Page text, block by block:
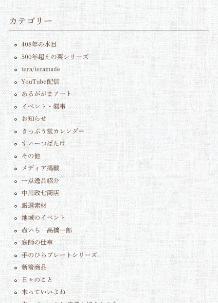
カテゴリー
408年の水目
500年超えの栗シリーズ
tera/teramade
YouTube配信
あるががまアート
イベント・催事
お知らせ
きっぷう堂カレンダー
すいーつばたけ
その他
メディア掲載
一点逸品紹介
中川政七商店
厳選素材
地域のイベント
壺いち 髙橋一郎
庭師の仕事
手のひらプレートシリーズ
新着商品
日々のこと
木っていいよね